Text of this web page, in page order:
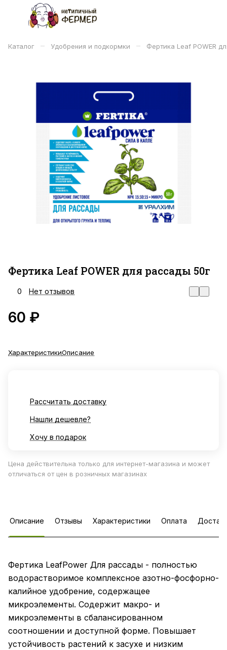
Каталог – Удобрения и подкормки – Фертика Leaf POWER
Фертика Leaf POWER для рассады 50г
0 Нет отзывов
60 ₽
ХарактеристикиОписание
Рассчитать доставку
Нашли дешевле?
Хочу в подарок
Цена действительна только для интернет-магазина и может
отличаться от цен в розничных магазинах
Описание Отзывы Характеристики Оплата
Фертика LeafPower Для рассады - полностью
водорастворимое комплексное азотно-фосфорно-
калийное удобрение, содержащее
микроэлементы. Содержит макро- и
микроэлементы в сбалансированном
соотношении и доступной форме. Повышает
устойчивость растений к засухе и низким